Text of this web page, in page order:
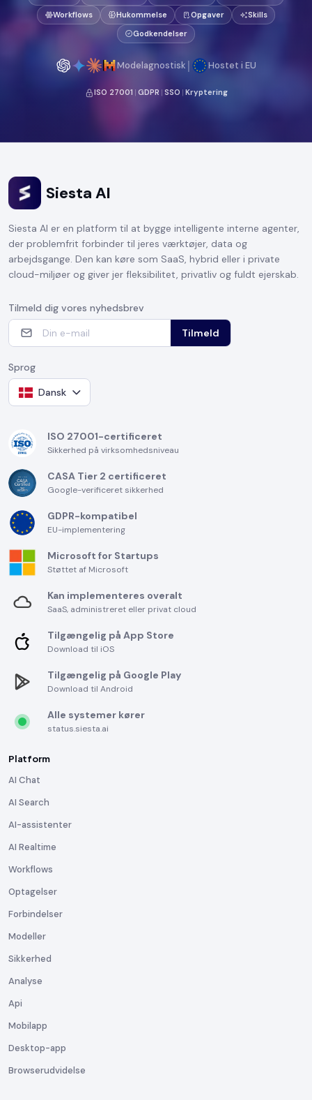
Workflows
Hukommelse Opgaver
Skills
Godkendelser
Modelagnostisk | Hostet i EU
ISO 27001 | GDPR | SSO | Kryptering
Siesta AI
Siesta AI er en platform til at bygge intelligente interne agenter,
der problemfrit forbinder til jeres værktøjer, data og
arbejdsgange. Den kan køre som SaaS, hybrid eller i private
cloud-miljøer og giver jer fleksibilitet, privatliv og fuldt ejerskab.
Tilmeld dig vores nyhedsbrev
Tilmeld
Sprog
Dansk
ISO 27001-certificeret
Sikkerhed på virksomhedsniveau
CASA Tier 2 certificeret
Google-verificeret sikkerhed
GDPR-kompatibel
EU-implementering
Microsoft for Startups
Støttet af Microsoft
Kan implementeres overalt
SaaS, administreret eller privat cloud
Tilgængelig på App Store
Download til iOS
Tilgængelig på Google Play
Download til Android
Alle systemer kører
status.siesta.ai
Platform
AI Chat
AI Search
AI-assistenter
AI Realtime
Workflows
Optagelser
Forbindelser
Modeller
Sikkerhed
Analyse
Api
Mobilapp
Desktop-app
Browserudvidelse